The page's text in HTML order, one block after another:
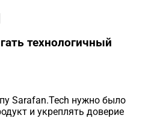
технологичный
Sarafan.Tech нужно было
и укреплять доверие